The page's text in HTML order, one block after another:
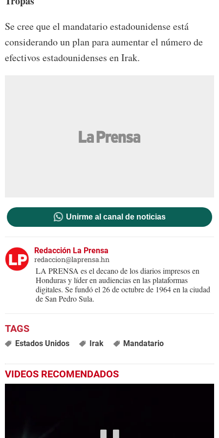
Se cree que el mandatario estadounidense está
considerando un plan para aumentar el número de
efectivos estadounidenses en Irak.
Unirme al canal de noticias
Redacción La Prensa
redaccion@laprensa.hn
LA PRENSA es el decano de los diarios impresos en
Honduras y líder en audiencias en las plataformas
digitales. Se fundó el 26 de octubre de 1964 en la ciudad
de San Pedro Sula.
Estados Unidos Irak Mandatario
VIDEOS RECOMENDADOS